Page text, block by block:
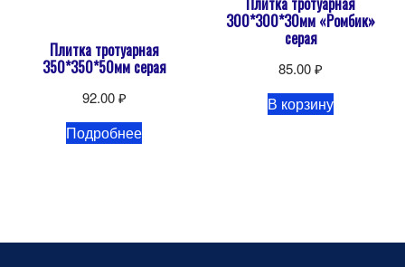
Плитка тротуарная
350*350*50мм серая
92.00₽
Подробнее
300*300*30мм «Ромбик»
серая
85.00₽
В корзину